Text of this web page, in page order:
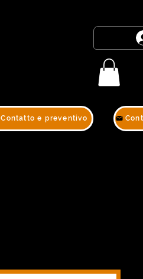
Contatto e preventivo